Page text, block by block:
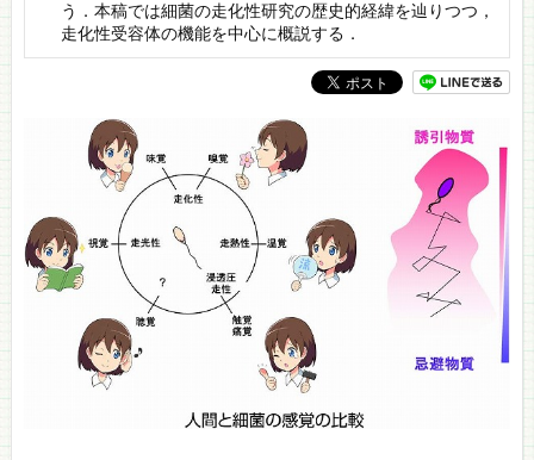
う．本稿では細菌の走化性研究の歴史的経緯を辿りつつ，
走化性受容体の機能を中心に概説する．